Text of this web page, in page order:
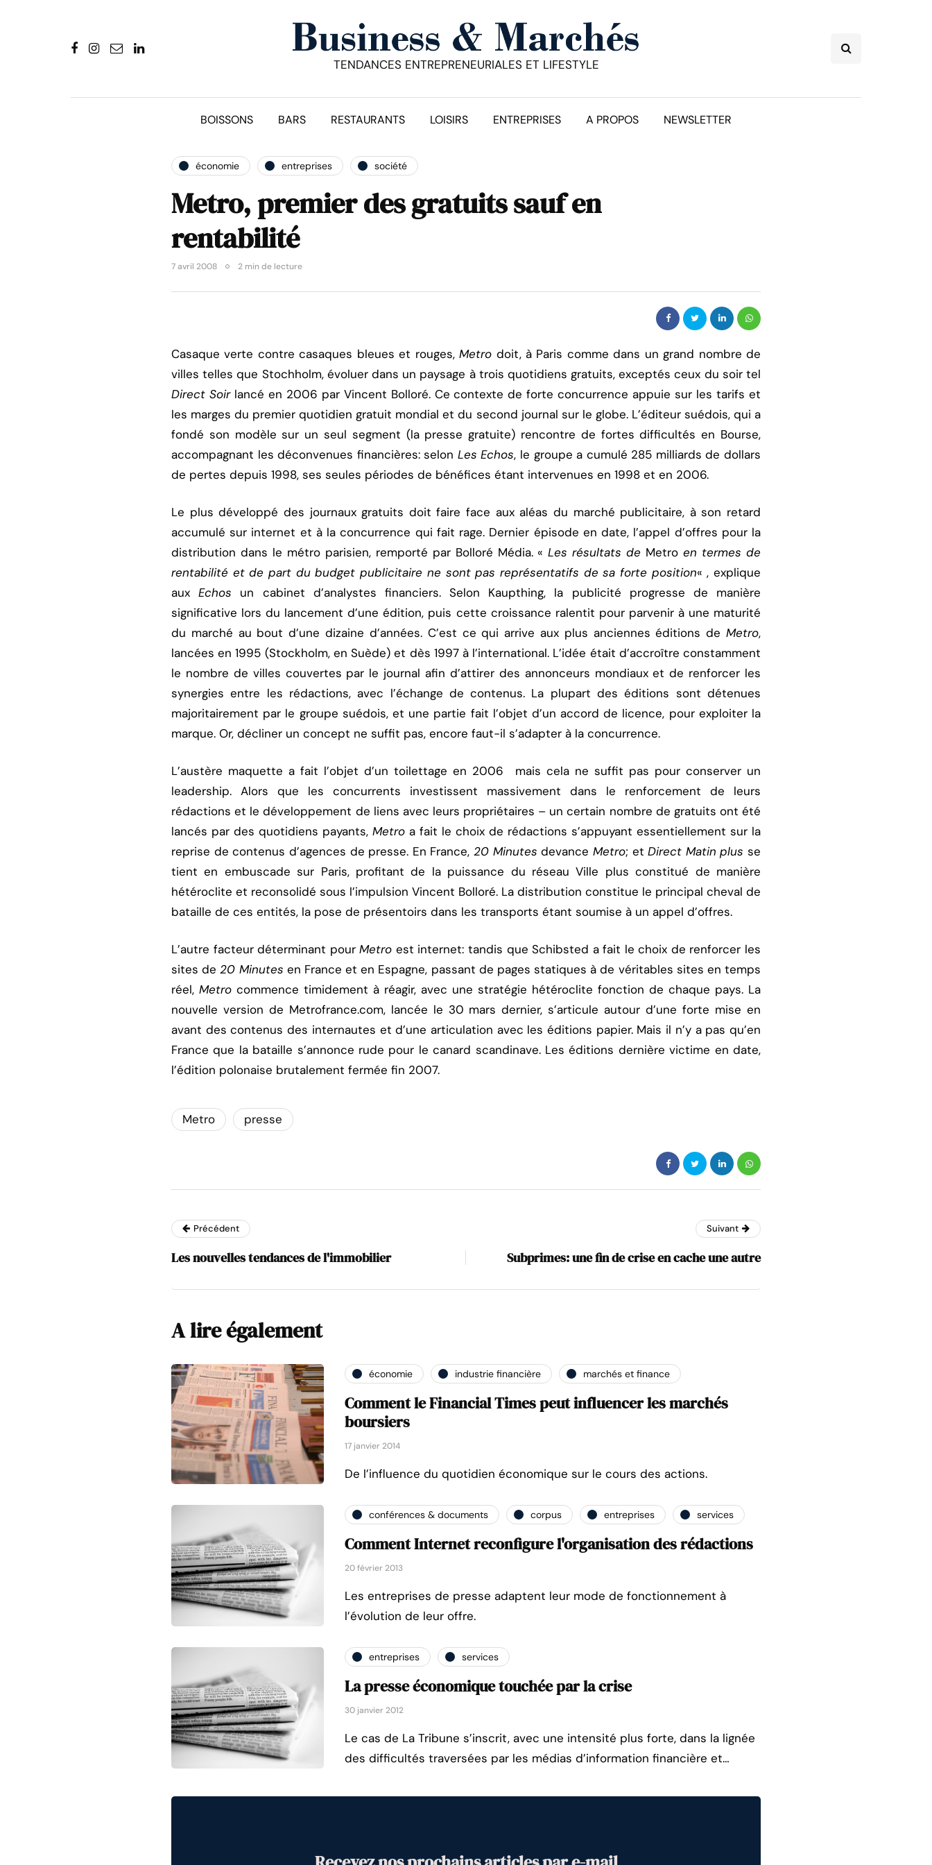
TENDANCES ENTREPRENEURIALES ET LIFESTYLE
BOISSONS BARS RESTAURANTS LOISIRS ENTREPRISES A PROPOS NEWSLETTER
économie entreprises société
Metro, premier des gratuits sauf en
rentabilité
7 avril 2008 2 min de lecture
Casaque verte contre casaques bleues et rouges,Metro doit, à Paris comme dans un grand nombre de
villes telles que Stochholm, évoluer dans un paysage à trois quotidiens gratuits, exceptés ceux du soir tel
Direct Soirlancé en 2006 par Vincent Bolloré. Ce contexte de forte concurrence appuie sur les tarifs et
les marges du premier quotidien gratuit mondial et du second journal sur le globe. L’éditeur suédois, qui a
fondé son modèle sur un seul segment (la presse gratuite) rencontre de fortes difficultés en Bourse,
accompagnant les déconvenues financières: selon Les Echos, le groupe a cumulé 285 milliards de dollars
de pertes depuis 1998, ses seules périodes de bénéfices étant intervenues en 1998 et en 2006.
Le plus développé des journaux gratuits doit faire face aux aléas du marché publicitaire, à son retard
accumulé sur internet et à la concurrence qui fait rage. Dernier épisode en date, l’appel d’offres pour la
distribution dans le métro parisien, remporté par Bolloré Média. «Les résultats de Metro en termes de
rentabilité et de part du budget publicitaire ne sont pas représentatifs de sa forte position« , explique
auxEchos un cabinet d’analystes financiers. Selon Kaupthing, la publicité progresse de manière
significative lors du lancement d’une édition, puis cette croissance ralentit pour parvenir à une maturité
du marché au bout d’une dizaine d’années. C’est ce qui arrive aux plus anciennes éditions de Metro,
lancées en 1995 (Stockholm, en Suède) et dès 1997 à l’international. L’idée était d’accroître constamment
le nombre de villes couvertes par le journal afin d’attirer des annonceurs mondiaux et de renforcer les
synergies entre les rédactions, avec l’échange de contenus. La plupart des éditions sont détenues
majoritairement par le groupe suédois, et une partie fait l’objet d’un accord de licence, pour exploiter la
marque. Or, décliner un concept ne suffit pas, encore faut-il s’adapter à la concurrence.
L’austère maquette a fait l’objet d’un toilettage en 2006 mais cela ne suffit pas pour conserver un
leadership. Alors que les concurrents investissent massivement dans le renforcement de leurs
rédactions et le développement de liens avec leurs propriétaires – un certain nombre de gratuits ont été
lancés par des quotidiens payants, Metro a fait le choix de rédactions s’appuyant essentiellement sur la
reprise de contenus d’agences de presse. En France, 20 Minutes devance Metro; etDirect Matin plus se
tient en embuscade sur Paris, profitant de la puissance du réseau Ville plus constitué de manière
hétéroclite et reconsolidé sous l’impulsion Vincent Bolloré. La distribution constitue le principal cheval de
bataille de ces entités, la pose de présentoirs dans les transports étant soumise à un appel d’offres.
L’autre facteur déterminant pourMetro est internet: tandis que Schibsted a fait le choix de renforcer les
sites de20 Minutes en France et en Espagne, passant de pages statiques à de véritables sites en temps
réel, Metro commence timidement à réagir, avec une stratégie hétéroclite fonction de chaque pays. La
nouvelle version de Metrofrance.com, lancée le 30 mars dernier, s’articule autour d’une forte mise en
avant des contenus des internautes et d’une articulation avec les éditions papier. Mais il n’y a pas qu’en
France que la bataille s’annonce rude pour le canard scandinave. Les éditions dernière victime en date,
l’édition polonaise brutalement fermée fin 2007.
Metro presse
Précédent
Les nouvelles tendances de l'immobilier
Suivant
Subprimes: une fin de crise en cache une autre
A lire également
économie industrie financière marchés et finance
Comment le Financial Times peut influencer les marchés
boursiers
17 janvier 2014
De l’influence du quotidien économique sur le cours des actions.
conférences & documents corpus entreprises services
Comment Internet reconfigure l'organisation des rédactions
20 février 2013
Les entreprises de presse adaptent leur mode de fonctionnement à
l’évolution de leur offre.
entreprises services
La presse économique touchée par la crise
30 janvier 2012
Le cas de La Tribune s’inscrit, avec une intensité plus forte, dans la lignée
des difficultés traversées par les médias d’information financière et…